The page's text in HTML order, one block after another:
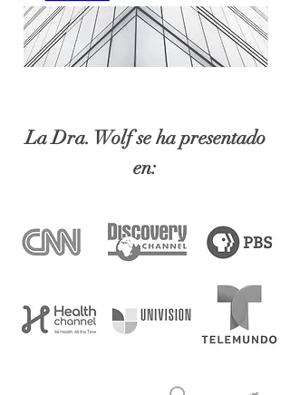
La Dra. Wolf se ha presentado
en: